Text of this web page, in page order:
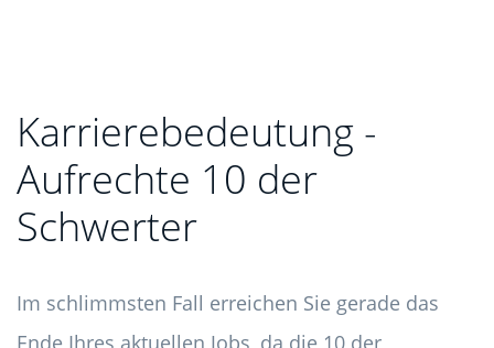
Karrierebedeutung -
Aufrechte 10 der
Schwerter
Im schlimmsten Fall erreichen Sie gerade das
Ende Ihres aktuellen Jobs, da die 10 der